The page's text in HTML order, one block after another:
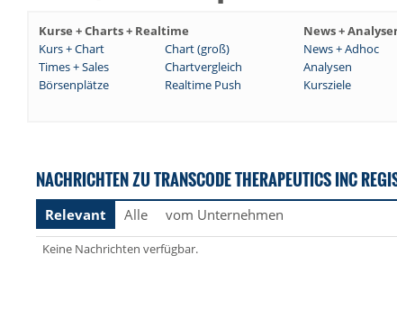
Kurse + Charts + Realtime News +
Kurs + Chart
Chart (groß) News + Adhoc
Times + Sales
Chartvergleich Analysen
Börsenplätze
Realtime Push Kursziele
NACHRICHTEN ZU TRANSCODE THERAPEUTICS INC
Relevant Alle vom Unternehmen
Keine Nachrichten verfügbar.